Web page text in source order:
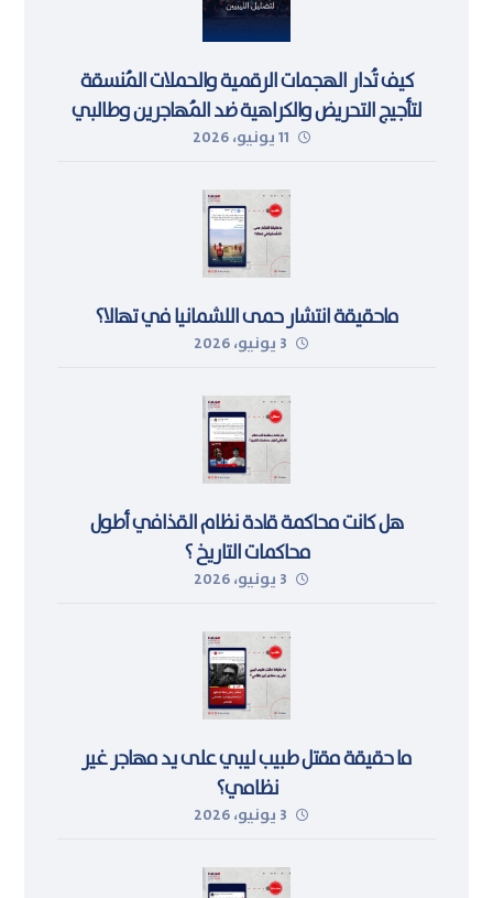
كيف تُدار الهجمات الرقمية والحملات المُنسقة
لتأجيج التحريض والكراهية ضد المُهاجرين وطالبي
اللجوء في ليبيا
11 يونيو، 2026
ماحقيقة انتشار حمى اللشمانيا في تهالا؟
3 يونيو، 2026
هل كانت محاكمة قادة نظام القذافي أطول
محاكمات التاريخ ؟
3 يونيو، 2026
ما حقيقة مقتل طبيب ليبي على يد مهاجر غير
نظامي؟
3 يونيو، 2026